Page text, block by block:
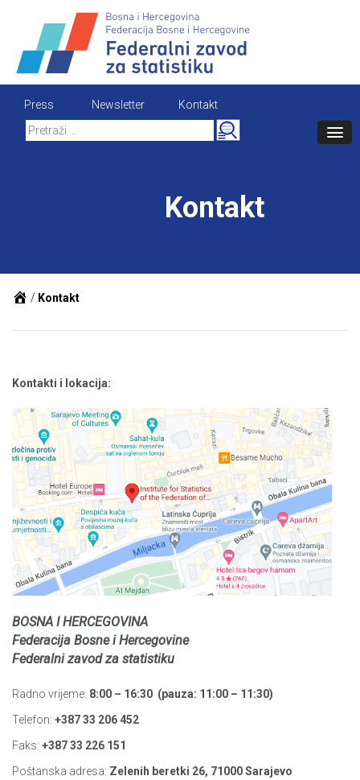
content
Press Newsletter
Kontakt
Search
for:
Kontakt
/ Kontakt
Kontakti i lokacija:
BOSNA I HERCEGOVINA
Federacija Bosne i Hercegovine
Federalni zavod za statistiku
Radno vrijeme: 8:00 – 16:30 (pauza: 11:00 – 11:30)
Telefon: +387 33 206 452
Faks: +387 33 226 151
Poštanska adresa: Zelenih beretki 26, 71000 Sarajevo